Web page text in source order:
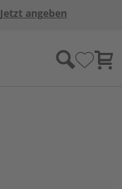
Jetzt angeben